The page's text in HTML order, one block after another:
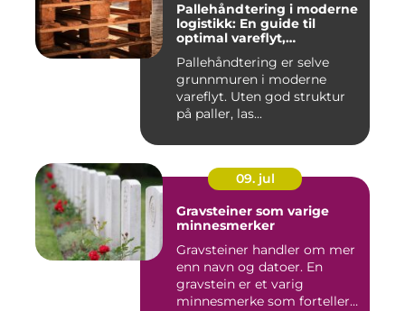
Pallehåndtering i moderne
logistikk: En guide til
optimal vareflyt,
terminaleffektivitet
Pallehåndtering er selve
grunnmuren i moderne
vareflyt. Uten god struktur
på paller, las...
09. jul
Gravsteiner som varige
minnesmerker
Gravsteiner handler om mer
enn navn og datoer. En
gravstein er et varig
minnesmerke som forteller